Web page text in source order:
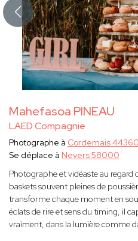
Mahefasoa PINEAU
LAED Compagnie
Photographe à Cordemais 44360
Se déplace à Nevers 58000
Photographe et vidéaste au
baskets souvent pleines de
transforme chaque moment en
éclats de rire et sens du timing, il
vraiment, dans la lumière comme